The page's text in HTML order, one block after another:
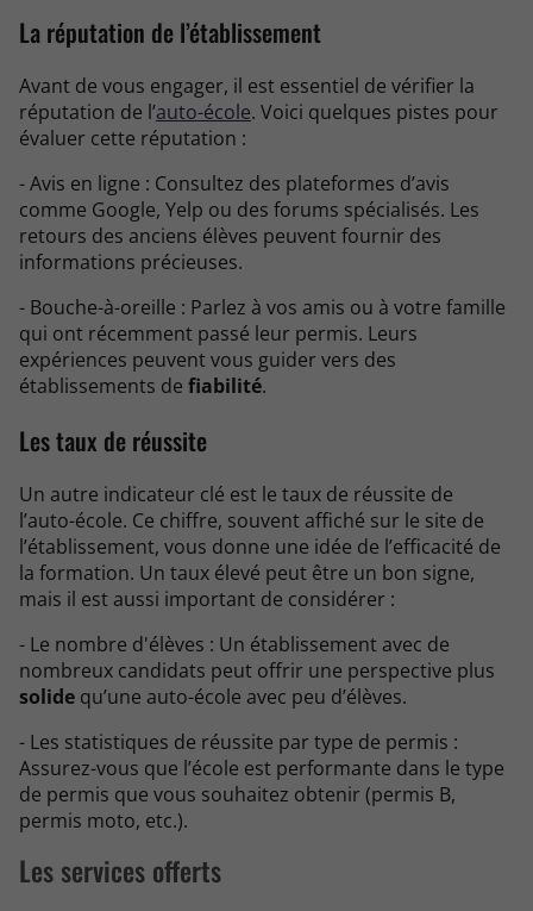
La réputation de l’établissement
Avant de vous engager, il est essentiel de vérifier la
réputation de l’auto-école. Voici quelques pistes pour
évaluer cette réputation :
- Avis en ligne : Consultez des plateformes d’avis
comme Google, Yelp ou des forums spécialisés. Les
retours des anciens élèves peuvent fournir des
informations précieuses.
- Bouche-à-oreille : Parlez à vos amis ou à votre famille
qui ont récemment passé leur permis. Leurs
expériences peuvent vous guider vers des
établissements de fiabilité.
Les taux de réussite
Un autre indicateur clé est le taux de réussite de
l’auto-école. Ce chiffre, souvent affiché sur le site de
l’établissement, vous donne une idée de l’efficacité de
la formation. Un taux élevé peut être un bon signe,
mais il est aussi important de considérer :
- Le nombre d'élèves : Un établissement avec de
nombreux candidats peut offrir une perspective plus
solide qu’une auto-école avec peu d’élèves.
- Les statistiques de réussite par type de permis :
Assurez-vous que l’école est performante dans le type
de permis que vous souhaitez obtenir (permis B,
permis moto, etc.).
Les services offerts